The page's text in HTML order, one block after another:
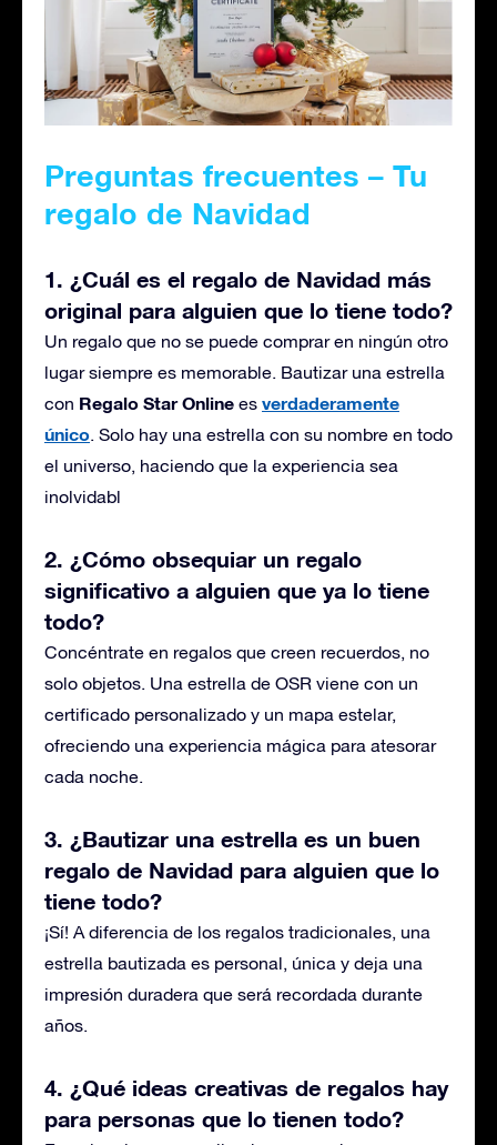
Preguntas frecuentes – Tu
regalo de Navidad
1. ¿Cuál es el regalo de Navidad más
original para alguien que lo tiene todo?
Un regalo que no se puede comprar en ningún otro
lugar siempre es memorable. Bautizar una estrella
con Regalo Star Online es verdaderamente
único. Solo hay una estrella con su nombre en todo
el universo, haciendo que la experiencia sea
inolvidabl
2. ¿Cómo obsequiar un regalo
significativo a alguien que ya lo tiene
todo?
Concéntrate en regalos que creen recuerdos, no
solo objetos. Una estrella de OSR viene con un
certificado personalizado y un mapa estelar,
ofreciendo una experiencia mágica para atesorar
cada noche.
3. ¿Bautizar una estrella es un buen
regalo de Navidad para alguien que lo
tiene todo?
¡Sí! A diferencia de los regalos tradicionales, una
estrella bautizada es personal, única y deja una
impresión duradera que será recordada durante
años.
4. ¿Qué ideas creativas de regalos hay
para personas que lo tienen todo?